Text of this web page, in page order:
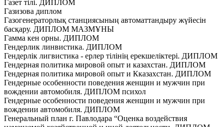
Газет тілі. ДИПЛОМ
Газизова диплом
Газогенераторлық станциясының автоматтандыру жүйесін
басқару. ДИПЛОМ МАЗМҰНЫ
Гамма кен орны. ДИПЛОМ
Гендерлик линвистика. ДИПЛОМ
Гендерлік лигвистика - ерлер тілінің ерекшеліктері. ДИПЛОМ
Гендерная политика мировой опыт и казахcтан. ДИПЛОМ
Гендерная политика мировой опыт и Кказахcтан. ДИПЛОМ
Гендерные особенности поведения женщин и мужчин при
вождении автомобиля. ДИПЛОМ психол
Гендерные особенности поведения женщин и мужчин при
вождении автомобиля. ДИПЛОМ
Генеральный план г. Павлодара “Оценка воздействия